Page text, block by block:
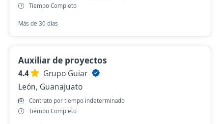
Tiempo Completo
Más de 30 días
Auxiliar de proyectos
4.4
Grupo Guiar
León, Guanajuato
Contrato por tiempo indeterminado
Tiempo Completo